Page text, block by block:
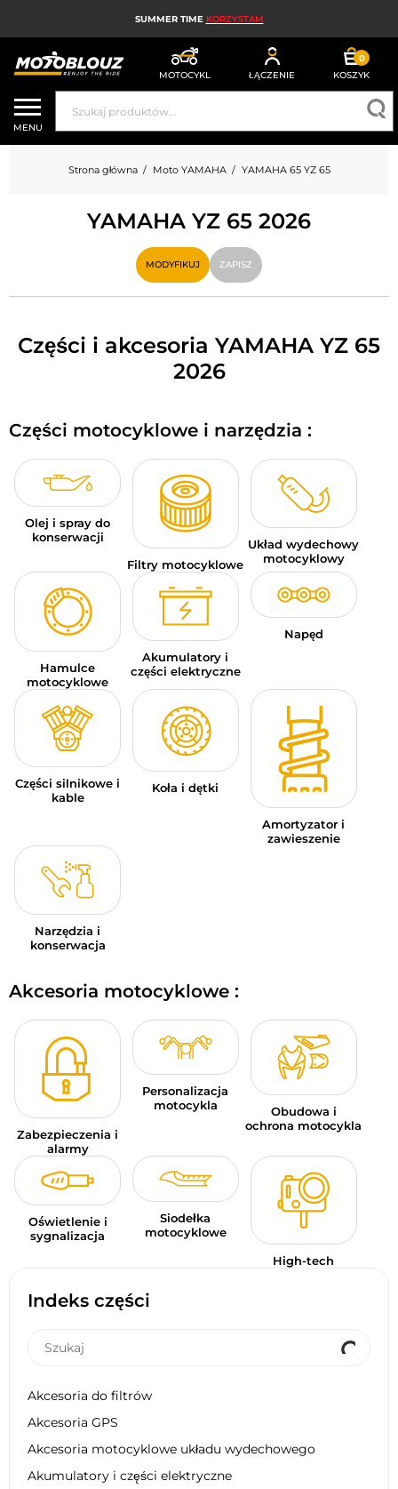
SUMMER TIME KORZYSTAM
MOTOCYKL ŁĄCZENIE
0
KOSZYK
KASK MOTOCYKLOWY
ODZIEŻ MOTOCYKLOWA DLA MĘŻCZYZN
UBRANIA MOTOCYKLOWE DAMSKIE
MX; ENDURO I TRIAL
HIGH-TECH MOTOCYKLOWY
PODUSZKA POWIETRZNA MOTOCYKLOWA
CZĘŚCI MOTOCYKLOWE I NARZĘDZIA
AKCESORIA MOTOCYKLOWE
OKAZJE I PROMOCJE
KARTY PODARUNKOWE
PL | EUR € — MODYFIKUJ
MARKI
PORADY
SKONTAKTUJ SIĘ Z NAMI
MENU
Strona główna Moto YAMAHA YAMAHA 65 YZ 65
YAMAHA YZ 65 2026
MODYFIKUJ ZAPISZ
Części i akcesoria YAMAHA YZ 65
2026
Indeks części
Akcesoria do filtrów
Akcesoria GPS
Akcesoria motocyklowe układu wydechowego
Akumulatory i części elektryczne
Części motocyklowe i narzędzia :
Olej i spray do
konserwacji
Filtry motocyklowe
Układ wydechowy
motocyklowy
Hamulce
motocyklowe
Akumulatory i
części elektryczne
Napęd
Części silnikowe i
kable
Koła i dętki
Amortyzator i
zawieszenie
Narzędzia i
konserwacja
Akcesoria motocyklowe :
Zabezpieczenia i
alarmy
Personalizacja
motocykla
Obudowa i
ochrona motocykla
Oświetlenie i
sygnalizacja
Siodełka
motocyklowe
High-tech